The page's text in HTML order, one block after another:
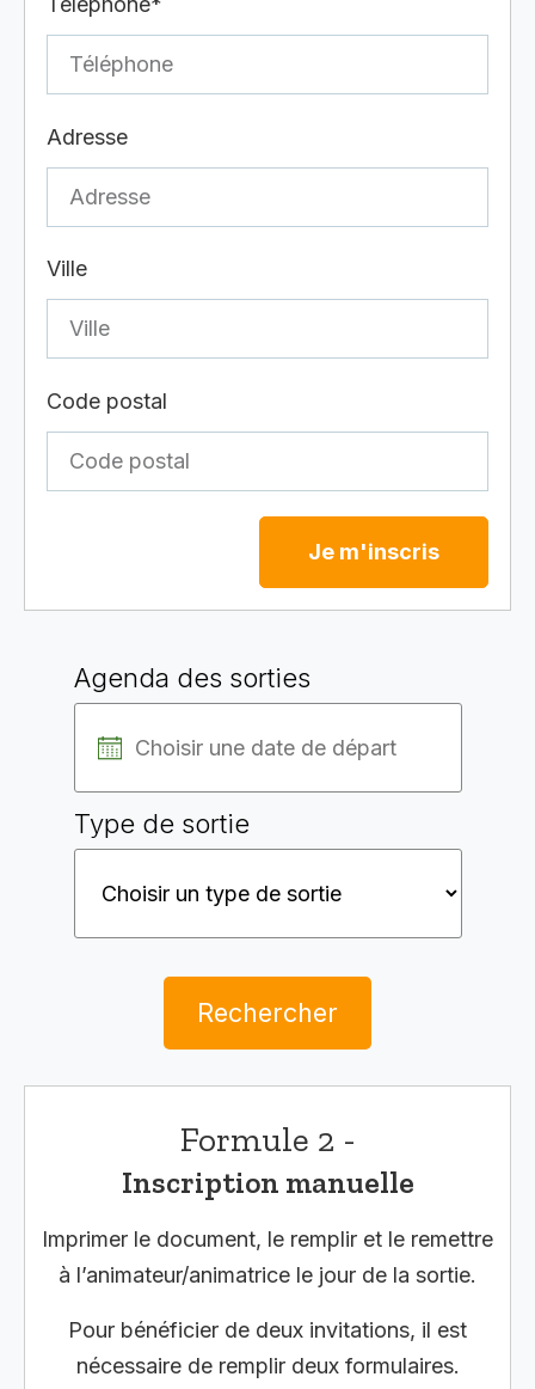
Adresse
Ville
Code postal
Je m'inscris
Agenda des sorties
Type de sortie
Rechercher
Formule 2 -
Inscription manuelle
Imprimer le document, le remplir et le remettre
à l’animateur/animatrice le jour de la sortie.
Pour bénéficier de deux invitations, il est
nécessaire de remplir deux formulaires.